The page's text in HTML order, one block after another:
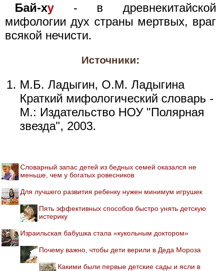
Бай-ху - в древнекитайской
мифологии дух страны мертвых, враг
всякой нечисти.
Источники:
М.Б. Ладыгин, О.М. Ладыгина
Краткий мифологический словарь -
М.: Издательство НОУ "Полярная
звезда", 2003.
Словарный запас детей из бедных семей оказался не
меньше, чем у богатых ровесников
Для лучшего развития ребенку нужен минимум игрушек
Пять эффективных способов быстро унять детскую
истерику
Израильская бабушка стала «кукольным доктором»
Почему важно, чтобы дети верили в Деда Мороза
Какими были первые детские сады и ясли в